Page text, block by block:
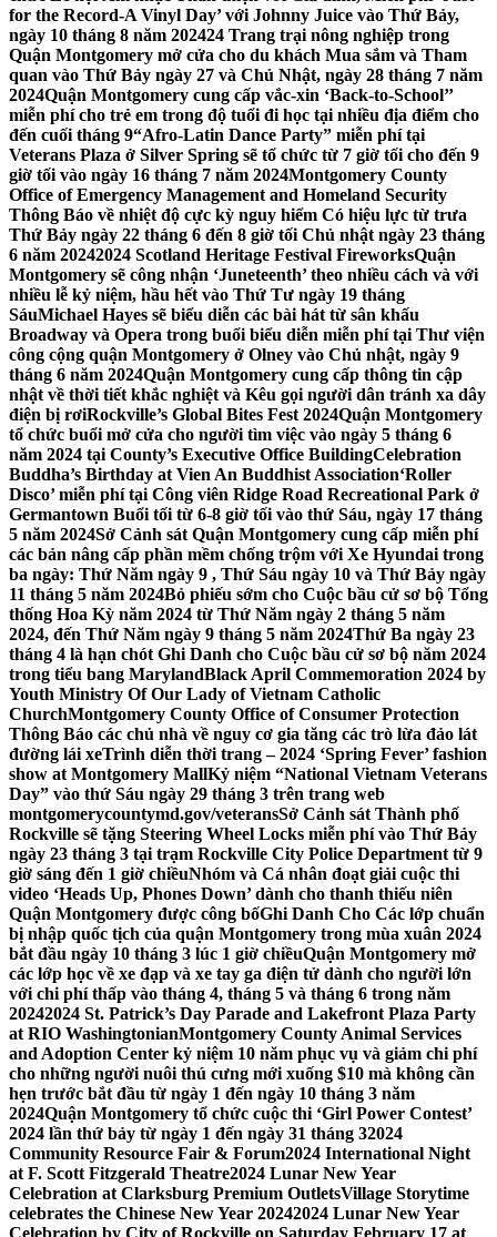
for the Record-A Vinyl Day’ với Johnny Juice vào Thứ Bảy,
ngày 10 tháng 8 năm 202424 Trang trại nông nghiệp trong
Quận Montgomery mở cửa cho du khách Mua sắm và Tham
quan vào Thứ Bảy ngày 27 và Chủ Nhật, ngày 28 tháng 7 năm
2024Quận Montgomery cung cấp vắc-xin ‘Back-to-School’’
miễn phí cho trẻ em trong độ tuổi đi học tại nhiều địa điểm cho
đến cuối tháng 9“Afro-Latin Dance Party” miễn phí tại
Veterans Plaza ở Silver Spring sẽ tổ chức từ 7 giờ tối cho đến 9
giờ tối vào ngày 16 tháng 7 năm 2024Montgomery County
Office of Emergency Management and Homeland Security
Thông Báo về nhiệt độ cực kỳ nguy hiểm Có hiệu lực từ trưa
Thứ Bảy ngày 22 tháng 6 đến 8 giờ tối Chủ nhật ngày 23 tháng
6 năm 20242024 Scotland Heritage Festival FireworksQuận
Montgomery sẽ công nhận ‘Juneteenth’ theo nhiều cách và với
nhiều lễ kỷ niệm, hầu hết vào Thứ Tư ngày 19 tháng
SáuMichael Hayes sẽ biểu diễn các bài hát từ sân khấu
Broadway và Opera trong buổi biểu diễn miễn phí tại Thư viện
công cộng quận Montgomery ở Olney vào Chủ nhật, ngày 9
tháng 6 năm 2024Quận Montgomery cung cấp thông tin cập
nhật về thời tiết khắc nghiệt và Kêu gọi người dân tránh xa dây
điện bị rơiRockville’s Global Bites Fest 2024Quận Montgomery
tổ chức buổi mở cửa cho người tìm việc vào ngày 5 tháng 6
năm 2024 tại County’s Executive Office BuildingCelebration
Buddha’s Birthday at Vien An Buddhist Association‘Roller
Disco’ miễn phí tại Công viên Ridge Road Recreational Park ở
Germantown Buổi tối từ 6-8 giờ tối vào thứ Sáu, ngày 17 tháng
5 năm 2024Sở Cảnh sát Quận Montgomery cung cấp miễn phí
các bản nâng cấp phần mềm chống trộm với Xe Hyundai trong
ba ngày: Thứ Năm ngày 9 , Thứ Sáu ngày 10 và Thứ Bảy ngày
11 tháng 5 năm 2024Bỏ phiếu sớm cho Cuộc bầu cử sơ bộ Tổng
thống Hoa Kỳ năm 2024 từ Thứ Năm ngày 2 tháng 5 năm
2024, đến Thứ Năm ngày 9 tháng 5 năm 2024Thứ Ba ngày 23
tháng 4 là hạn chót Ghi Danh cho Cuộc bầu cử sơ bộ năm 2024
trong tiểu bang MarylandBlack April Commemoration 2024 by
Youth Ministry Of Our Lady of Vietnam Catholic
ChurchMontgomery County Office of Consumer Protection
Thông Báo các chủ nhà về nguy cơ gia tăng các trò lừa đảo lát
đường lái xeTrình diễn thời trang – 2024 ‘Spring Fever’ fashion
show at Montgomery MallKỷ niệm “National Vietnam Veterans
Day” vào thứ Sáu ngày 29 tháng 3 trên trang web
montgomerycountymd.gov/veteransSở Cảnh sát Thành phố
Rockville sẽ tặng Steering Wheel Locks miễn phí vào Thứ Bảy
ngày 23 tháng 3 tại trạm Rockville City Police Department từ 9
giờ sáng đến 1 giờ chiềuNhóm và Cá nhân đoạt giải cuộc thi
video ‘Heads Up, Phones Down’ dành cho thanh thiếu niên
Quận Montgomery được công bốGhi Danh Cho Các lớp chuẩn
bị nhập quốc tịch của quận Montgomery trong mùa xuân 2024
bắt đầu ngày 10 tháng 3 lúc 1 giờ chiềuQuận Montgomery mở
các lớp học về xe đạp và xe tay ga điện tử dành cho người lớn
với chi phí thấp vào tháng 4, tháng 5 và tháng 6 trong năm
20242024 St. Patrick’s Day Parade and Lakefront Plaza Party
at RIO WashingtonianMontgomery County Animal Services
and Adoption Center kỷ niệm 10 năm phục vụ và giảm chi phí
cho những người nuôi thú cưng mới xuống $10 mà không cần
hẹn trước bắt đầu từ ngày 1 đến ngày 10 tháng 3 năm
2024Quận Montgomery tổ chức cuộc thi ‘Girl Power Contest’
2024 lần thứ bảy từ ngày 1 đến ngày 31 tháng 32024
Community Resource Fair & Forum2024 International Night
at F. Scott Fitzgerald Theatre2024 Lunar New Year
Celebration at Clarksburg Premium OutletsVillage Storytime
celebrates the Chinese New Year 20242024 Lunar New Year